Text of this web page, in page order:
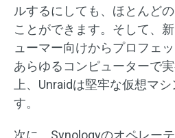
ルするにしても、ほとんど
ことができます。そして、
ューマー向けからプロフェ
あらゆるコンピューターで
上、Unraidは堅牢な仮想マ
す。
次に、Synologyのオペレー